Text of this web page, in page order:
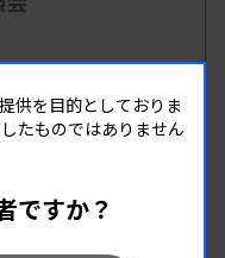
第46回丹但地区
供を目的としておりま
たものではありません
ですか？